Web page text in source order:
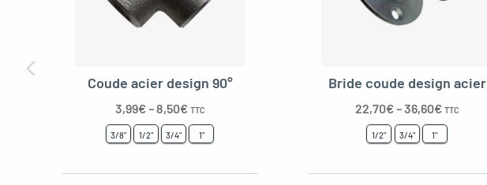
Coude acier design 90°
3,99€–8,50€ TTC
3/8" 1/2" 3/4" 1"
Bride coude design acier
22,70€–36,60€ TTC
1/2" 3/4" 1"